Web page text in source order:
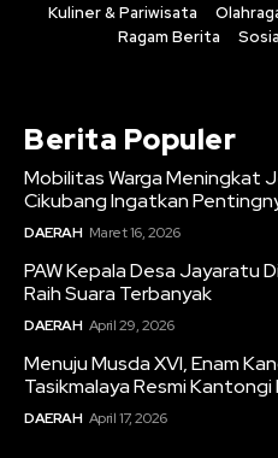
Kuliner & Pariwisata
Ragam Berita
Berita Populer
Mobilitas Warga Meningkat
Cikubang Ingatkan
DAERAH Maret 16, 2026
PAW Kepala Desa Jayaratu
Raih Suara Terbanyak
DAERAH April 29, 2026
Menuju Musda XVI, Enam
Tasikmalaya Resmi
DAERAH April 17, 2026